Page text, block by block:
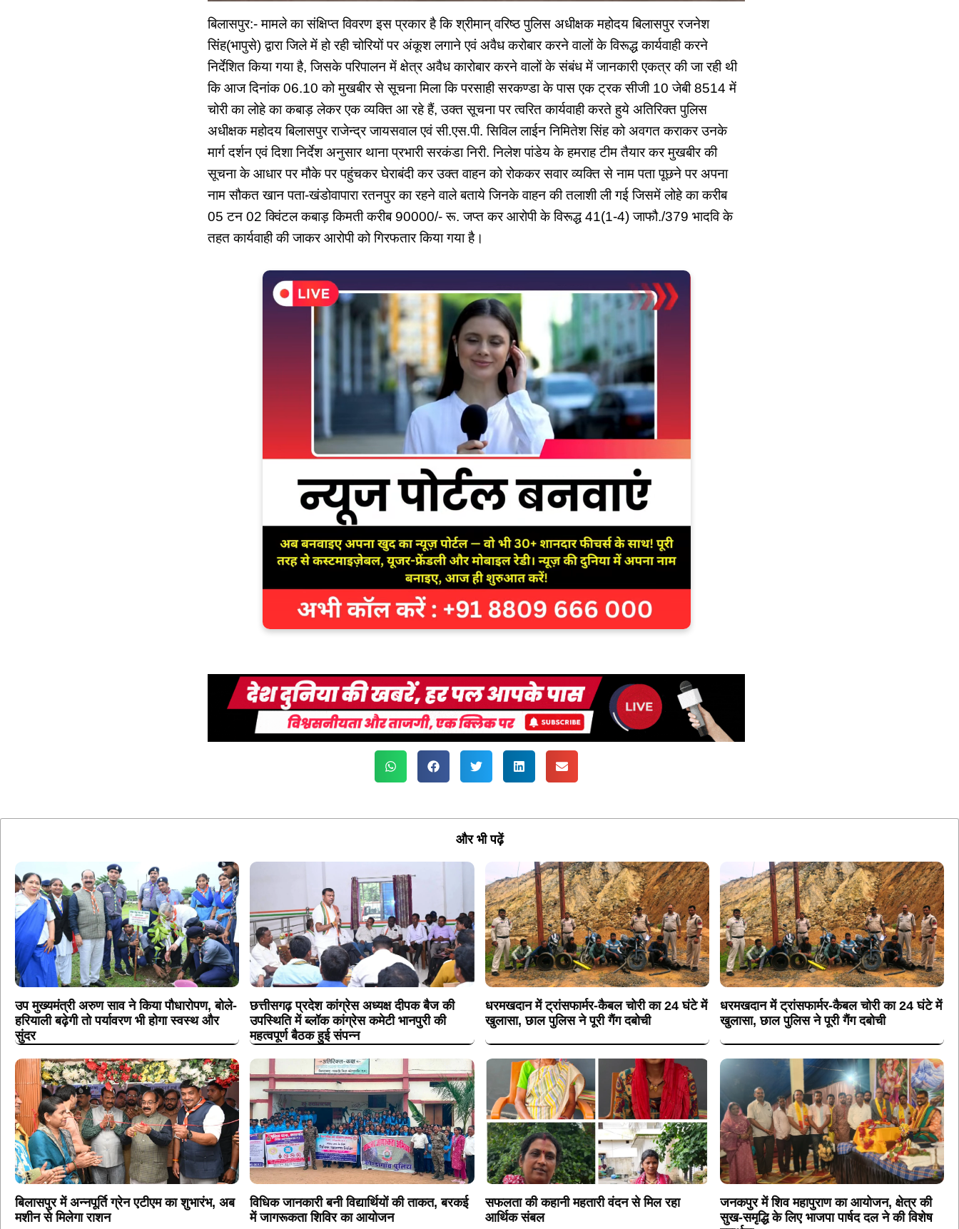
बिलासपुर:- मामले का संक्षिप्त विवरण इस प्रकार है कि श्रीमान् वरिष्ठ पुलिस अधीक्षक महोदय बिलासपुर रजनेश
सिंह(भापुसे) द्वारा जिले में हो रही चोरियों पर अंकूश लगाने एवं अवैध करोबार करने वालों के विरूद्ध कार्यवाही करने
निर्देशित किया गया है, जिसके परिपालन में क्षेत्र अवैध कारोबार करने वालों के संबंध में जानकारी एकत्र की जा रही थी
कि आज दिनांक 06.10 को मुखबीर से सूचना मिला कि परसाही सरकण्डा के पास एक ट्रक सीजी 10 जेबी 8514 में
चोरी का लोहे का कबाड़ लेकर एक व्यक्ति आ रहे हैं, उक्त सूचना पर त्वरित कार्यवाही करते हुये अतिरिक्त पुलिस
अधीक्षक महोदय बिलासपुर राजेन्द्र जायसवाल एवं सी.एस.पी. सिविल लाईन निमितेश सिंह को अवगत कराकर उनके
मार्ग दर्शन एवं दिशा निर्देश अनुसार थाना प्रभारी सरकंडा निरी. निलेश पांडेय के हमराह टीम तैयार कर मुखबीर की
सूचना के आधार पर मौके पर पहुंचकर घेराबंदी कर उक्त वाहन को रोककर सवार व्यक्ति से नाम पता पूछने पर अपना
नाम सौकत खान पता-खंडोवापारा रतनपुर का रहने वाले बताये जिनके वाहन की तलाशी ली गई जिसमें लोहे का करीब
05 टन 02 क्विंटल कबाड़ किमती करीब 90000/- रू. जप्त कर आरोपी के विरूद्ध 41(1-4) जाफौ./379 भादवि के
तहत कार्यवाही की जाकर आरोपी को गिरफतार किया गया है।
और भी पढ़ें
उप मुख्यमंत्री अरुण साव ने किया पौधारोपण, बोले-
हरियाली बढ़ेगी तो पर्यावरण भी होगा स्वस्थ और
सुंदर
छत्तीसगढ़ प्रदेश कांग्रेस अध्यक्ष दीपक बैज की
उपस्थिति में ब्लॉक कांग्रेस कमेटी भानपुरी की
महत्वपूर्ण बैठक हुई संपन्न
धरमखदान में ट्रांसफार्मर-कैबल चोरी का 24 घंटे में
खुलासा, छाल पुलिस ने पूरी गैंग दबोची
धरमखदान में ट्रांसफार्मर-कैबल चोरी का 24 घंटे में
खुलासा, छाल पुलिस ने पूरी गैंग दबोची
बिलासपुर में अन्नपूर्ति ग्रेन एटीएम का शुभारंभ, अब
मशीन से मिलेगा राशन
विधिक जानकारी बनी विद्यार्थियों की ताकत, बरकई
में जागरूकता शिविर का आयोजन
सफलता की कहानी महतारी वंदन से मिल रहा
आर्थिक संबल
जनकपुर में शिव महापुराण का आयोजन, क्षेत्र की
सुख-समृद्धि के लिए भाजपा पार्षद दल ने की विशेष